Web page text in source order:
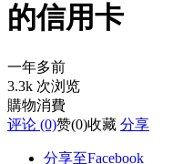
的信用卡
一年多前
3.3k 次浏览
購物消費
评论 (0)赞(0)收藏 分享
分享至Facebook